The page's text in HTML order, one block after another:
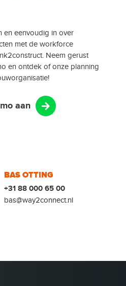
en eenvoudig in over
met de workforce
Neem gerust
en ontdek of onze planning
aan
BAS OTTING
+31 88 000 65 00
bas@way2connect.nl